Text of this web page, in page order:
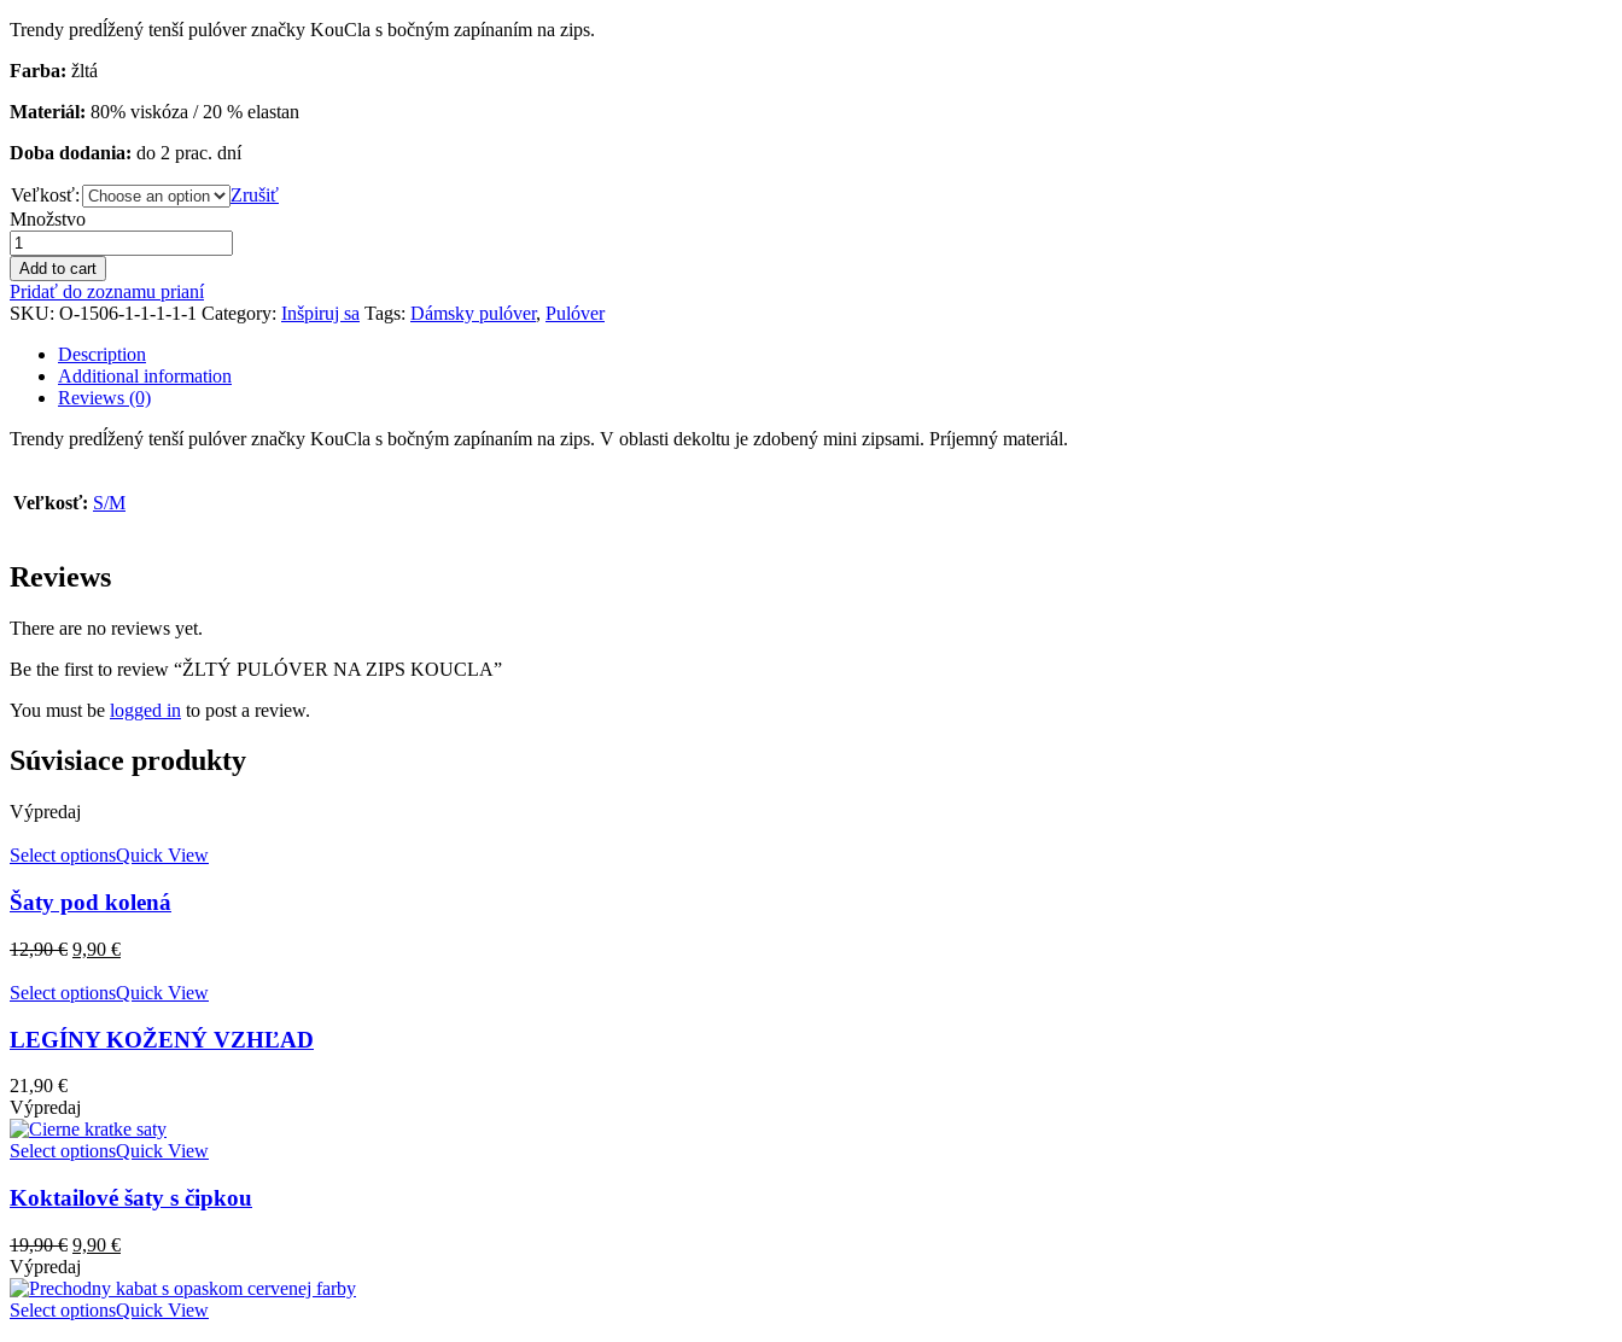
Trendy predĺžený tenší pulóver značky KouCla s bočným zapínaním na zips.
Farba: žltá
Materiál: 80% viskóza / 20 % elastan
Doba dodania: do 2 prac. dní
Veľkosť:
Zrušiť
Množstvo
Add to cart
Pridať do zoznamu prianí
SKU: O-1506-1-1-1-1-1 Category: Inšpiruj sa Tags: Dámsky pulóver, Pulóver
Description
Additional information
Reviews (0)
Trendy predĺžený tenší pulóver značky KouCla s bočným zapínaním na zips. V oblasti dekoltu je zdobený mini zipsami. Príjemný materiál.
Veľkosť: S/M
Reviews
There are no reviews yet.
Be the first to review “ŽLTÝ PULÓVER NA ZIPS KOUCLA”
You must be logged in to post a review.
Súvisiace produkty
Výpredaj
Select optionsQuick View
Šaty pod kolená
12,90€ 9,90 €
Select optionsQuick View
LEGÍNY KOŽENÝ VZHĽAD
21,90 €
Výpredaj
Select optionsQuick View
Koktailové šaty s čipkou
19,90€ 9,90 €
Výpredaj
Select optionsQuick View